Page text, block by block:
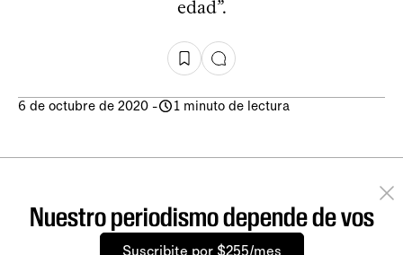
edad”.
6 de octubre de 2020 - 1 minuto de lectura
Nuestro periodismo depende de vos
Suscribite por $255/mes